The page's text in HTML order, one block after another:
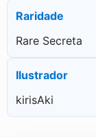
Raridade
Rare Secreta
Ilustrador
kirisAki